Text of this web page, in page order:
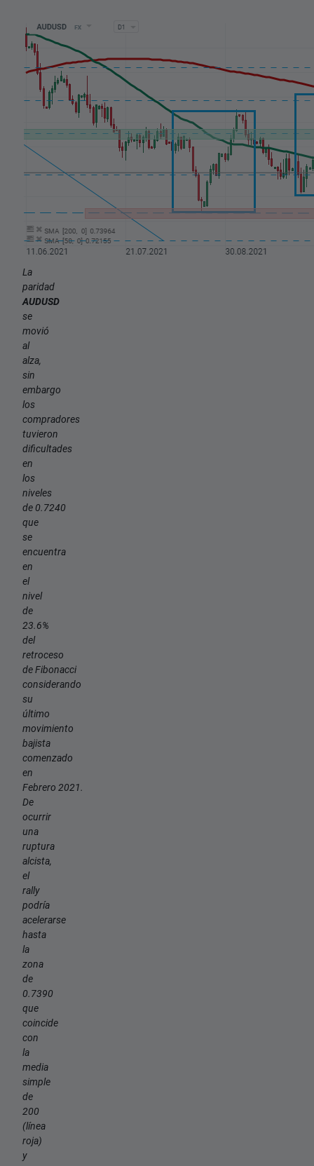
La
paridad
AUDUSD
se
movió
al
alza,
sin
embargo
los
compradores
tuvieron
dificultades
en
los
niveles
de 0.7240
que
se
encuentra
en
el
nivel
de
23.6%
del
retroceso
de Fibonacci
considerando
su
último
movimiento
bajista
comenzado
en
Febrero 2021.
De
ocurrir
una
ruptura
alcista,
el
rally
podría
acelerarse
hasta
la
zona
de
0.7390
que
coincide
con
la
media
simple
de
200
(línea
roja)
y